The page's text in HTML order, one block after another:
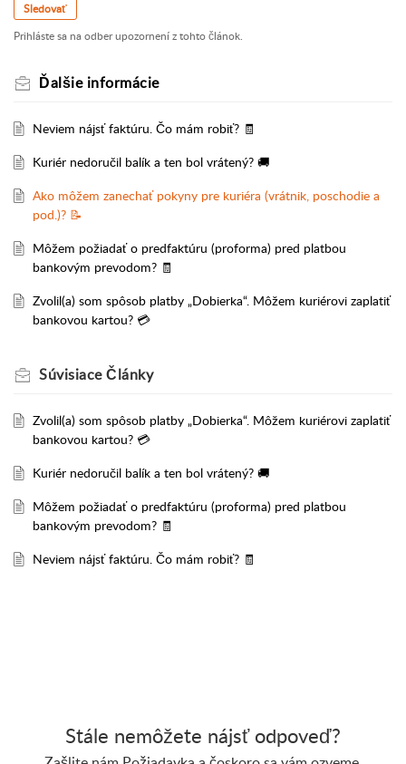
Sledovať
Prihláste sa na odber upozornení z tohto článok.
Ďalšie informácie
Neviem nájsť faktúru. Čo mám robiť? 🧾
Kuriér nedoručil balík a ten bol vrátený? 🚚
Ako môžem zanechať pokyny pre kuriéra (vrátnik, poschodie a
pod.)? 📝
Môžem požiadať o predfaktúru (proforma) pred platbou
bankovým prevodom? 🧾
Zvolil(a) som spôsob platby „Dobierka“. Môžem kuriérovi zaplatiť
bankovou kartou? 💳
SúvisiaceČlánky
Zvolil(a) som spôsob platby „Dobierka“. Môžem kuriérovi zaplatiť
bankovou kartou? 💳
Kuriér nedoručil balík a ten bol vrátený? 🚚
Môžem požiadať o predfaktúru (proforma) pred platbou
bankovým prevodom? 🧾
Neviem nájsť faktúru. Čo mám robiť? 🧾
Stále nemôžete nájsť odpoveď?